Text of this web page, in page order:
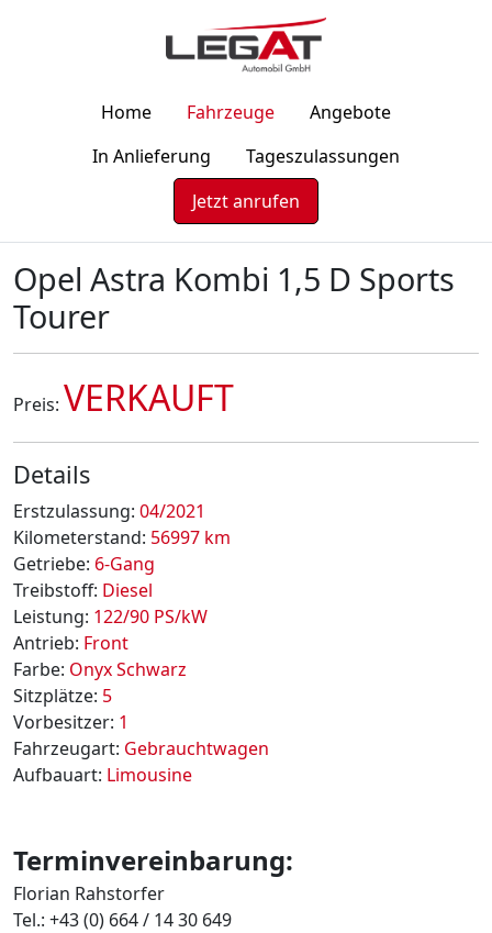
Home Fahrzeuge
Angebote
In Anlieferung
Tageszulassungen
Jetzt anrufen
Opel Astra Kombi 1,5 D Sports
Tourer
Preis: VERKAUFT
Details
Erstzulassung: 04/2021
Kilometerstand: 56997 km
Getriebe: 6-Gang
Treibstoff: Diesel
Leistung: 122/90 PS/kW
Antrieb: Front
Farbe: Onyx Schwarz
Sitzplätze: 5
Vorbesitzer: 1
Fahrzeugart: Gebrauchtwagen
Aufbauart: Limousine
Terminvereinbarung:
Florian Rahstorfer
Tel.: +43 (0) 664 / 14 30 649